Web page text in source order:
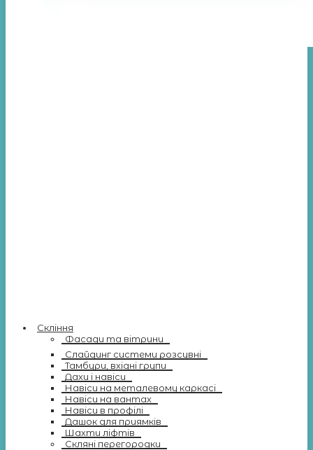
Скління
Фасади та вітрини
Слайдинг системи розсувні
Тамбури, вхідні групи
Дахи і навіси
Навіси на металевому каркасі
Навіси на вантах
Навіси в профілі
Дашок для приямків
Шахти ліфтів
Скляні перегородки